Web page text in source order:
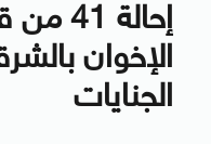
إحالة
الإخوان
الجنايات